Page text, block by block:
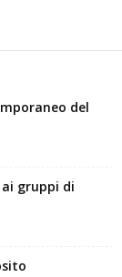
del
gruppi di